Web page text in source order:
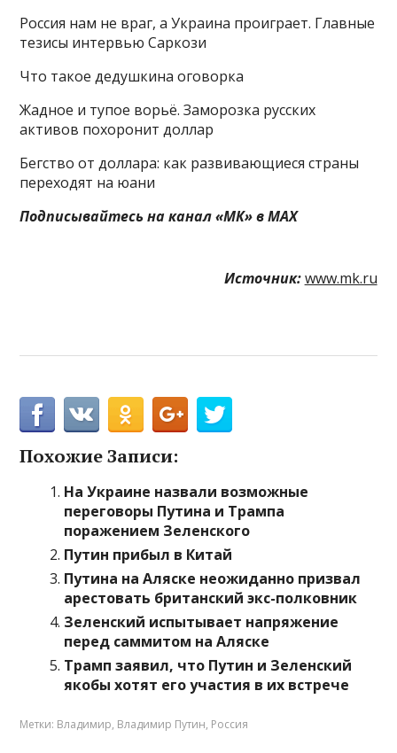
Россия нам не враг, а Украина проиграет. Главные
тезисы интервью Саркози
Что такое дедушкина оговорка
Жадное и тупое ворьё. Заморозка русских
активов похоронит доллар
Бегство от доллара: как развивающиеся страны
переходят на юани
Подписывайтесь на канал «МК» в MAX
Источник: www.mk.ru
Похожие Записи:
На Украине назвали возможные
переговоры Путина и Трампа
поражением Зеленского
Путин прибыл в Китай
Путина на Аляске неожиданно призвал
арестовать британский экс-полковник
Зеленский испытывает напряжение
перед саммитом на Аляске
Трамп заявил, что Путин и Зеленский
якобы хотят его участия в их встрече
Метки: Владимир, Владимир Путин, Россия